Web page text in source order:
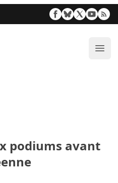
podiums avant